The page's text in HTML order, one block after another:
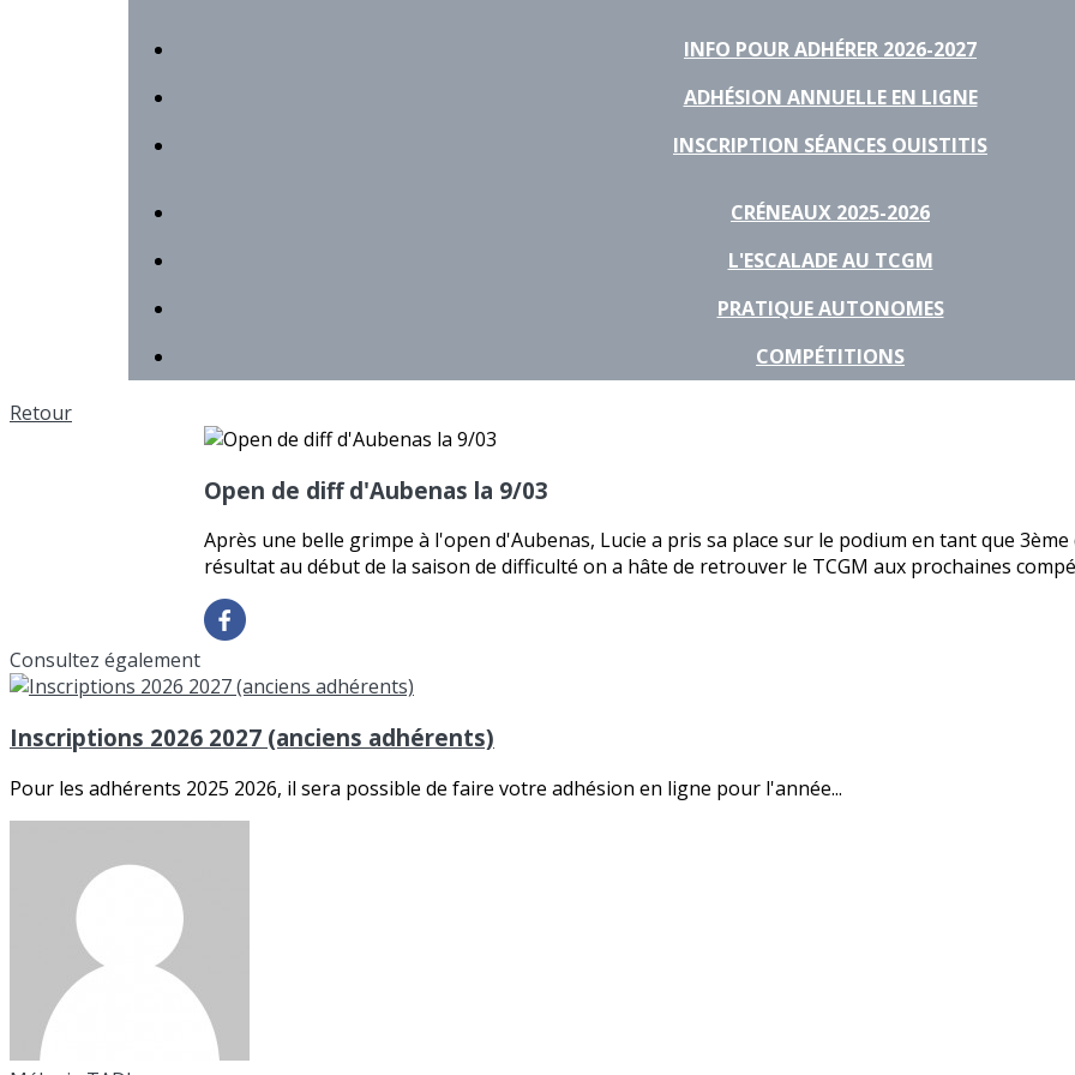
INFO POUR ADHÉRER 2026-2027
ADHÉSION ANNUELLE EN LIGNE
INSCRIPTION SÉANCES OUISTITIS
CRÉNEAUX 2025-2026
L'ESCALADE AU TCGM
PRATIQUE AUTONOMES
COMPÉTITIONS
Retour
Open de diff d'Aubenas la 9/03
Après une belle grimpe à l'open d'Aubenas, Lucie a pris sa place sur le podium en tant que 3ème
résultat au début de la saison de difficulté on a hâte de retrouver le TCGM aux prochaines
Consultez également
Inscriptions 2026 2027 (anciens adhérents)
Pour les adhérents 2025 2026, il sera possible de faire votre adhésion en ligne pour l'année...